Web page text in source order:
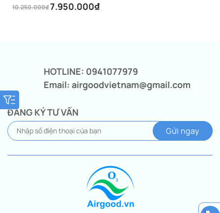
10.250.000₫ 7.950.000₫
HOTLINE: 0941077979
Email: airgoodvietnam@gmail.com
ĐĂNG KÝ TƯ VẤN